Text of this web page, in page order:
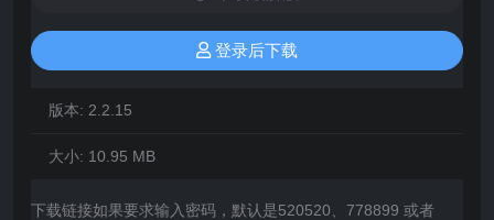
登录后下载
版本: 2.2.15
大小: 10.95 MB
下载链接如果要求输入密码，默认是520520、778899 或者